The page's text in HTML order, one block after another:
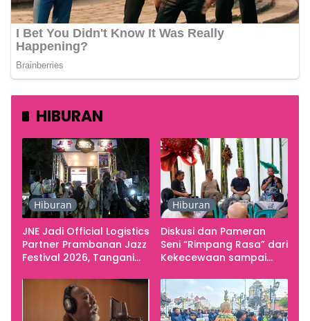
HIBURAN
Hiburan
JNE Jadi Official Logistics
Partner Prambanan Jazz
Festival 2026, Tangani
Kebutuhan Konser
Hiburan
Diskusi dan Pameran
Seni “Rimpang Rasa” dari
Kekecewaan sampai
Yogyakarta sebagai
Pusat Pergerakan Seni
Rupa Indonesia